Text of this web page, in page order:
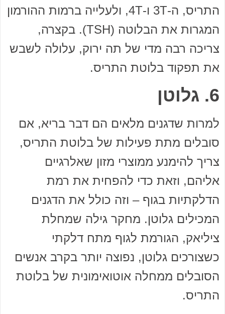
התריס, ה-3T ו-4T, ולעלייה ברמות ההורמון
המגרות את הבלוטה (TSH). בקצרה,
צריכה רבה מדי של תה ירוק, עלולה לשבש
את תפקוד בלוטת התריס.
6. גלוטן
למרות שדגנים מלאים הם דבר בריא, אם
סובלים מתת פעילות של בלוטת התריס,
צריך להימנע ממוצרי מזון שאלרגיים
אליהם, וזאת כדי להפחית את רמת
הדלקתיות בגוף – וזה כולל את הדגנים
המכילים גלוטן. מחקר גילה שמחלת
ציליאק, הגורמת לגוף מתח דלקתי
כשצורכים גלוטן, נפוצה יותר בקרב אנשים
הסובלים ממחלה אוטואימונית של בלוטת
התריס.